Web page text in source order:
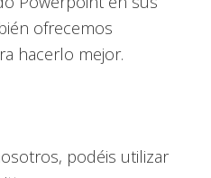
ofrecemos
hacerlo mejor.
podéis utilizar